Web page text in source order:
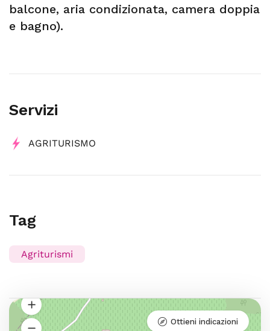
balcone, aria condizionata, camera doppia
e bagno).
Servizi
AGRITURISMO
Tag
Agriturismi
Ottieni indicazioni